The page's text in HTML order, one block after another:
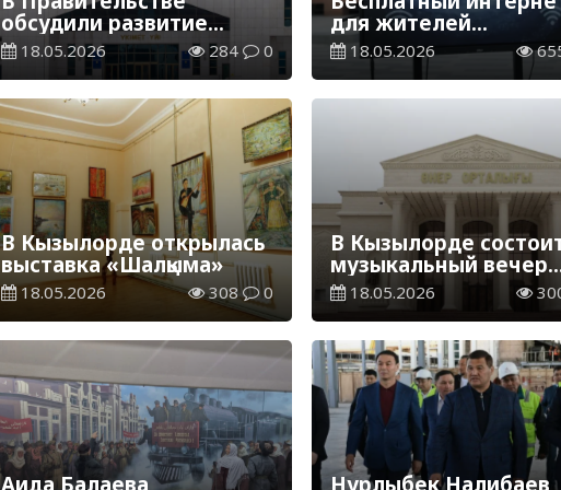
обсудили развитие
рыбной отрасли
18.05.2026 284 0
для жителей
Кызылорды
18.05.2026
В Кызылорде открылась
выставка «Шалқыма»
18.05.2026 308 0
В Кызылорде
музыкальный вечер
памяти Батырхана
Шукенова
18.05.2026
Аида Балаева
Нурлыбек Налибаев